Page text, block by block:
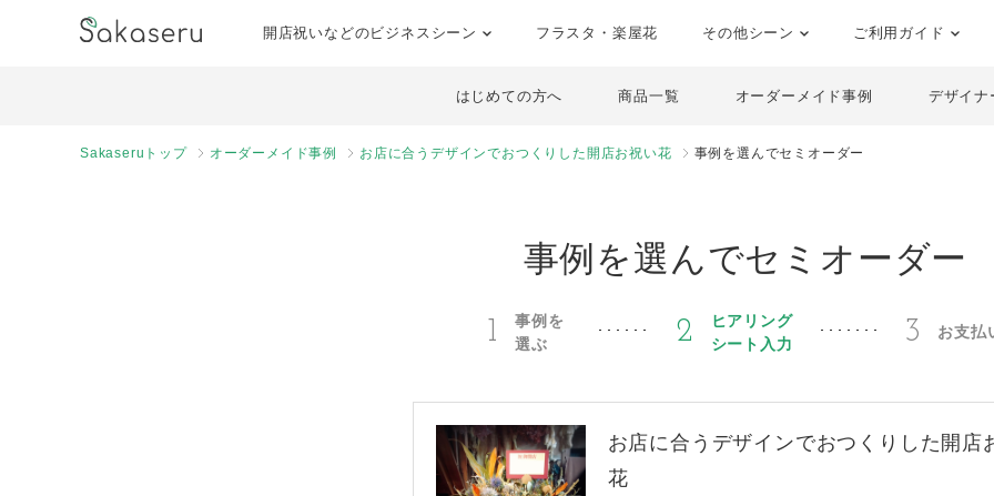
開店祝いなどのビジネスシーン フラスタ・楽屋花 その他シーン ご利用ガイド
はじめての方へ 商品一覧 オーダーメイド事例 デザイナ
Sakaseruトップ オーダーメイド事例 お店に合うデザインでおつくりした開店お祝い花 事例を選んでセミオーダー
事例を選んでセミオーダー
1
事例を
選ぶ
2
ヒアリング
シート入力
3 お支払
お店に合うデザインでおつくりした開店
花